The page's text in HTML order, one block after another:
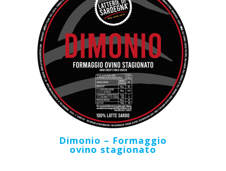
Dimonio – Formaggio
ovino stagionato